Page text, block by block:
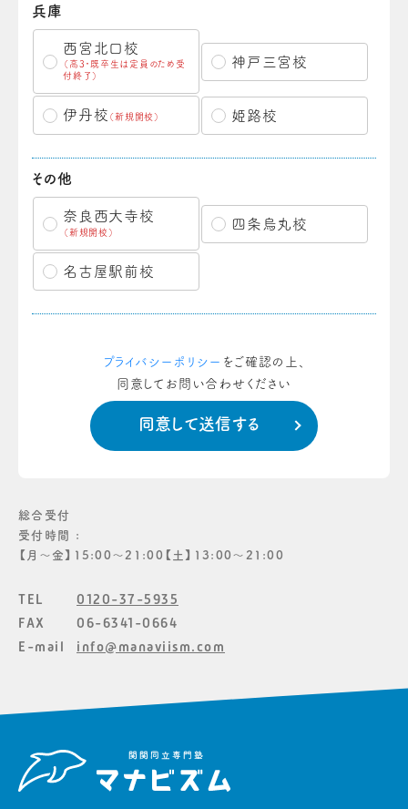
兵庫
西宮北口校
（高3・既卒生は定員のため受
付終了）
神戸三宮校
伊丹校 （新規開校） 姫路校
その他
奈良西大寺校
（新規開校）
四条烏丸校
名古屋駅前校
プライバシーポリシー をご確認の上、
同意してお問い合わせください
総合受付
受付時間 :
【月〜金】15:00〜21:00【土】13:00〜21:00
TEL
0120-37-5935
FAX
06-6341-0664
E-mail
info@manaviism.com